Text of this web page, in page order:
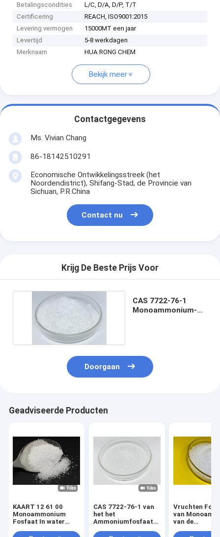
Betalingscondities
L/C, D/A, D/P, T/T
Certificering
REACH, ISO9001:2015
Levering vermogen
15000MT een jaar
Levertijd
5-8 werkdagen
Merknaam
HUA RONG CHEM
Bekijk meer
Contactgegevens
Ms. Vivian Chang
86-18142510291
Economische Ontwikkelingsstreek (het
Noordendistrict), Shifang-Stad, de Provincie van
Sichuan, P.R.China
Contact nu
Krijg De Beste Prijs Voor
CAS 7722-76-1
Monoammonium-
Doorgaan
Geadviseerde Producten
KAART 12 61 00
Monoammonium
Fosfaat In water
CAS 7722-76-1 van
het het
Ammoniumfosfaat
Vruchten
van
van de